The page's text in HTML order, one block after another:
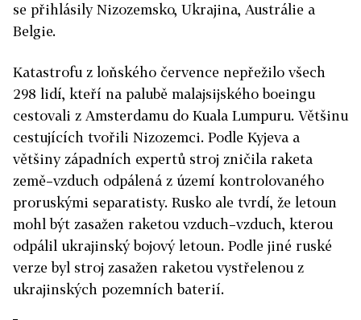
se přihlásily Nizozemsko, Ukrajina, Austrálie a
Belgie.
Katastrofu z loňského července nepřežilo všech
298 lidí, kteří na palubě malajsijského boeingu
cestovali z Amsterdamu do Kuala Lumpuru. Většinu
cestujících tvořili Nizozemci. Podle Kyjeva a
většiny západních expertů stroj zničila raketa
země–vzduch odpálená z území kontrolovaného
proruskými separatisty. Rusko ale tvrdí, že letoun
mohl být zasažen raketou vzduch–vzduch, kterou
odpálil ukrajinský bojový letoun. Podle jiné ruské
verze byl stroj zasažen raketou vystřelenou z
ukrajinských pozemních baterií.